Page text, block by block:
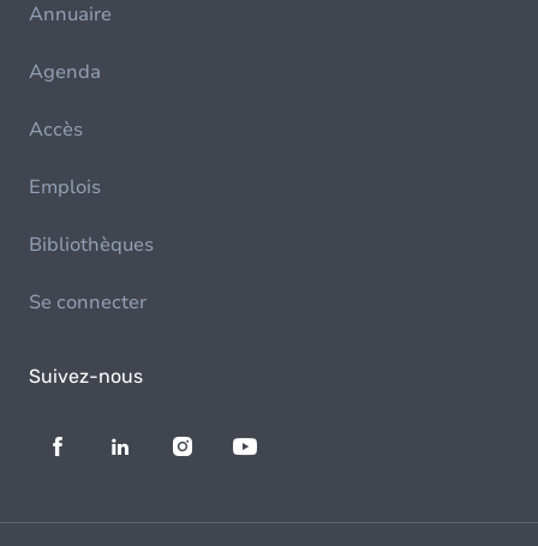
Annuaire
Agenda
Accès
Emplois
Bibliothèques
Se connecter
Suivez-nous